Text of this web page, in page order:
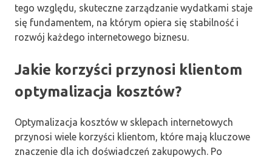
tego względu, skuteczne zarządzanie wydatkami staje
się fundamentem, na którym opiera się stabilność i
rozwój każdego internetowego biznesu.
Jakie korzyści przynosi klientom
optymalizacja kosztów?
Optymalizacja kosztów w sklepach internetowych
przynosi wiele korzyści klientom, które mają kluczowe
znaczenie dla ich doświadczeń zakupowych. Po